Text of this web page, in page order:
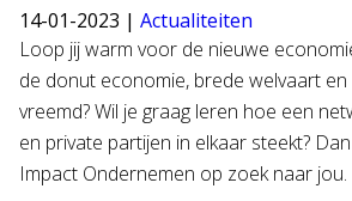
14-01-2023 | Actualiteiten
Loop jij warm voor de nieuwe
de donut economie, brede welvaart
vreemd? Wil je graag leren hoe een
en private partijen in elkaar steekt?
Impact Ondernemen op zoek naar jou.